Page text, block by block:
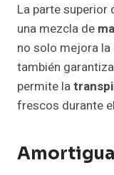
La parte superior
una mezcla de
no solo mejora
también
permite la
frescos durante